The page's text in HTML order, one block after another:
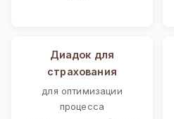
Диадок для
страхования
для оптимизации
процесса